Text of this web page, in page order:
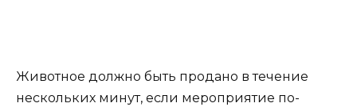
Животное должно быть продано в течение
нескольких минут, если мероприятие по-